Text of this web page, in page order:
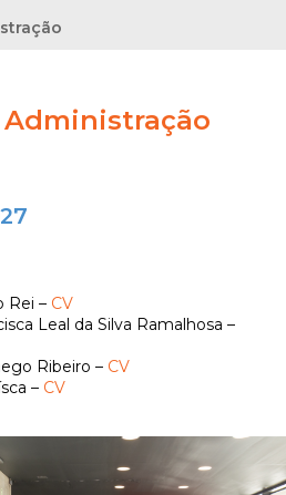
Rei – CV
Leal da Silva Ramalhosa –
Ribeiro – CV
– CV